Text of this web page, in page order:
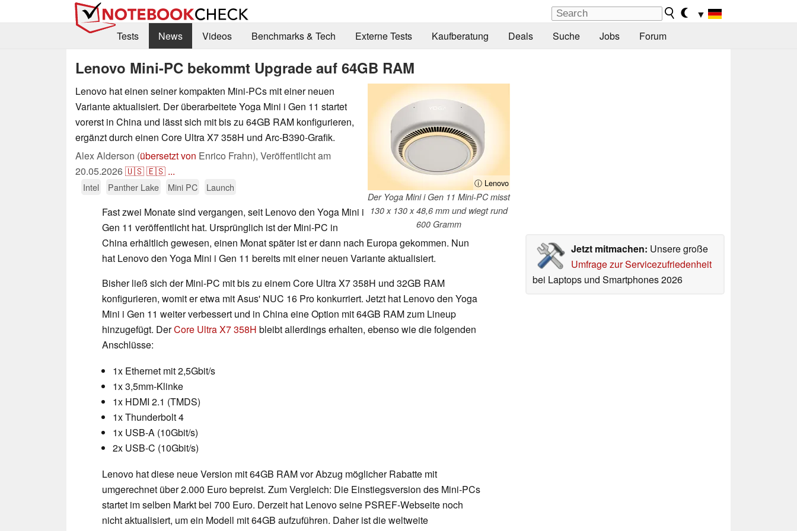
▼
Tests
News Videos Benchmarks & Tech Externe Tests Kaufberatung Deals Suche Jobs Forum
Lenovo Mini-PC bekommt Upgrade auf 64GB RAM
ⓘ Lenovo
Der Yoga Mini i Gen 11 Mini-PC misst
130 x 130 x 48,6 mm und wiegt rund
600 Gramm
Lenovo hat einen seiner kompakten Mini-PCs mit einer neuen
Variante aktualisiert. Der überarbeitete Yoga Mini i Gen 11 startet
vorerst in China und lässt sich mit bis zu 64GB RAM konfigurieren,
ergänzt durch einen Core Ultra X7 358H und Arc-B390-Grafik.
Alex Alderson (übersetzt von Enrico Frahn), Veröffentlicht am
20.05.2026🇺🇸🇪🇸 ...
Intel Panther Lake Mini PC Launch
Jetzt mitmachen: Unsere große
Umfrage zur Servicezufriedenheit
bei Laptops und Smartphones 2026
Fast zwei Monate sind vergangen, seit Lenovo den Yoga Mini i
Gen 11 veröffentlicht hat. Ursprünglich ist der Mini-PC in
China erhältlich gewesen, einen Monat später ist er dann nach Europa gekommen. Nun
hat Lenovo den Yoga Mini i Gen 11 bereits mit einer neuen Variante aktualisiert.
Bisher ließ sich der Mini-PC mit bis zu einem Core Ultra X7 358H und 32GB RAM
konfigurieren, womit er etwa mit Asus' NUC 16 Pro konkurriert. Jetzt hat Lenovo den Yoga
Mini i Gen 11 weiter verbessert und in China eine Option mit 64GB RAM zum Lineup
hinzugefügt. DerCore Ultra X7 358H bleibt allerdings erhalten, ebenso wie die folgenden
Anschlüsse:
1x Ethernet mit 2,5Gbit/s
1x 3,5mm-Klinke
1x HDMI 2.1 (TMDS)
1x Thunderbolt 4
1x USB-A (10Gbit/s)
2x USB-C (10Gbit/s)
Lenovo hat diese neue Version mit 64GB RAM vor Abzug möglicher Rabatte mit
umgerechnet über 2.000 Euro bepreist. Zum Vergleich: Die Einstiegsversion des Mini-PCs
startet im selben Markt bei 700 Euro. Derzeit hat Lenovo seine PSREF-Webseite noch
nicht aktualisiert, um ein Modell mit 64GB aufzuführen. Daher ist die weltweite